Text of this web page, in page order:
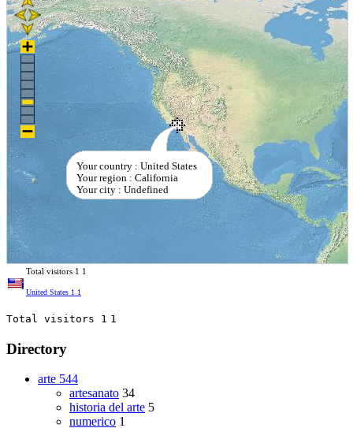
Your country : United States
Your region : California
Your city : Undefined
Total visitors 1 1
United States 1 1
Total visitors 1 1
Directory
arte 544
artesanato 34
historia del arte 5
numerico 1